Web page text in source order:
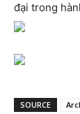
đại trong
SOURCE